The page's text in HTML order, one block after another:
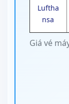
Giá vé
Luftha
nsa